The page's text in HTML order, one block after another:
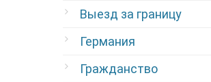
Выезд за границу
Германия
Гражданство